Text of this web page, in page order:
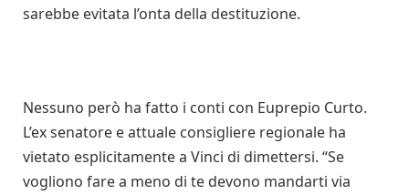
sarebbe evitata l’onta della destituzione.
Nessuno però ha fatto i conti con Euprepio Curto.
L’ex senatore e attuale consigliere regionale ha
vietato esplicitamente a Vinci di dimettersi. “Se
vogliono fare a meno di te devono mandarti via